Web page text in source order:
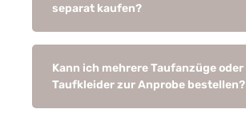
separat kaufen?
Kann ich mehrere Taufanzüge oder
Taufkleider zur Anprobe bestellen?